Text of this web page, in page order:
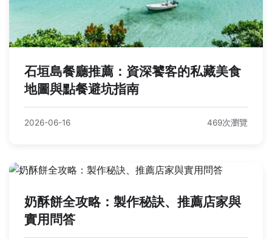
石垣島餐廳推薦：資深饕客的私藏美食
地圖與點餐避坑指南
2026-06-16 469次瀏覽
奶酥餅全攻略：製作秘訣、推薦店家與
實用問答